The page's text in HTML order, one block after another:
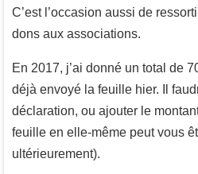
C’est l’occasion aussi de
dons aux associations.
En 2017, j’ai donné un total de
déjà envoyé la feuille hier. Il
déclaration, ou ajouter le
feuille en elle-même peut vous
ultérieurement).